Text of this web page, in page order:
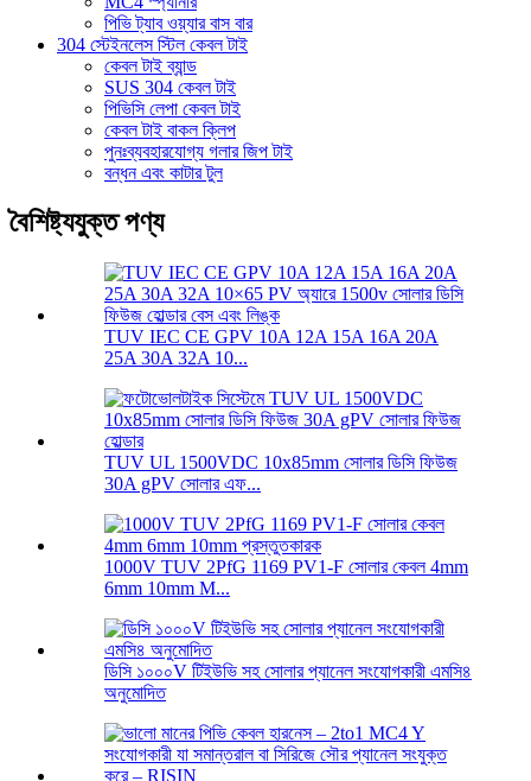
পিভি ট্যাব ওয়্যার বাস বার
304 স্টেইনলেস স্টিল কেবল টাই
কেবল টাই ব্যান্ড
SUS 304 কেবল টাই
পিভিসি লেপা কেবল টাই
কেবল টাই বাকল ক্লিপ
পুনঃব্যবহারযোগ্য গলার জিপ টাই
বন্ধন এবং কাটার টুল
বৈশিষ্ট্যযুক্ত পণ্য
TUV IEC CE GPV 10A 12A 15A 16A 20A
25A 30A 32A 10...
TUV UL 1500VDC 10x85mm সোলার ডিসি ফিউজ
30A gPV সোলার এফ...
1000V TUV 2PfG 1169 PV1-F সোলার কেবল 4mm
6mm 10mm M...
ডিসি ১০০০V টিইউভি সহ সোলার প্যানেল সংযোগকারী এমসি৪
অনুমোদিত